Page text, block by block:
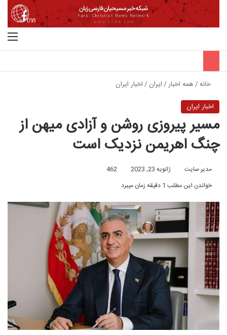
خانه/همه اخبار/ایران /اخبار ایران
اخبار ایران
مسیر پیروزی روشن و آزادی میهن از
چنگ اهریمن نزدیک است
مدیر سایت ژانویه 23, 2023
462
خواندن این مطلب 1 دقیقه زمان میبرد